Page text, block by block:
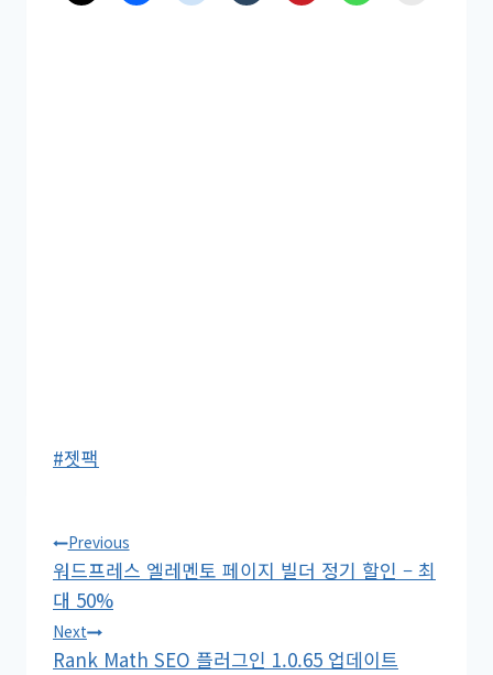
Post
#젯팩
글
탐
색
Previous
워드프레스 엘레멘토 페이지 빌더 정기 할인 – 최
대 50%
Next
Rank Math SEO 플러그인 1.0.65 업데이트